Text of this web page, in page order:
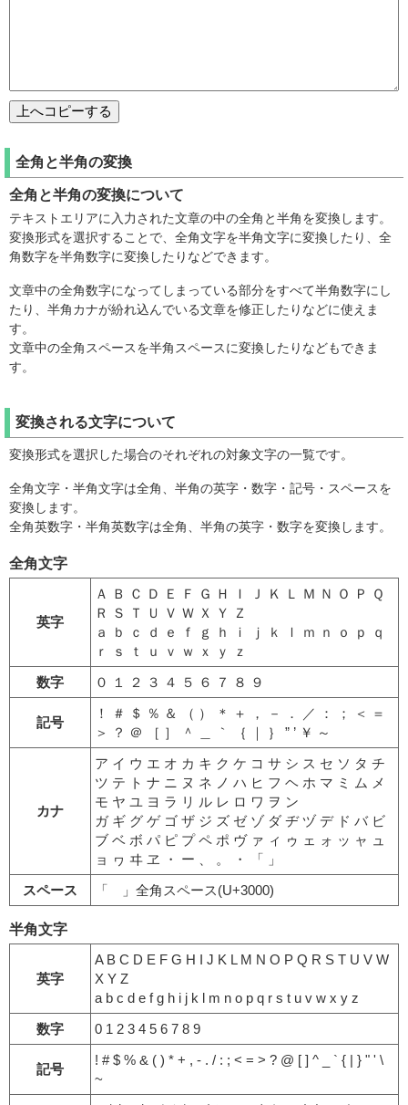
全角と半角の変換
全角と半角の変換について
テキストエリアに入力された文章の中の全角と半角を変換します。
変換形式を選択することで、全角文字を半角文字に変換したり、全
角数字を半角数字に変換したりなどできます。
文章中の全角数字になってしまっている部分をすべて半角数字にし
たり、半角カナが紛れ込んでいる文章を修正したりなどに使えま
す。
文章中の全角スペースを半角スペースに変換したりなどもできま
す。
変換される文字について
変換形式を選択した場合のそれぞれの対象文字の一覧です。
全角文字・半角文字は全角、半角の英字・数字・記号・スペースを
変換します。
全角英数字・半角英数字は全角、半角の英字・数字を変換します。
全角文字
英字
Ａ Ｂ Ｃ Ｄ Ｅ Ｆ Ｇ Ｈ Ｉ Ｊ Ｋ Ｌ Ｍ Ｎ Ｏ Ｐ Ｑ
Ｒ Ｓ Ｔ Ｕ Ｖ Ｗ Ｘ Ｙ Ｚ
ａ ｂ ｃ ｄ ｅ ｆ ｇ ｈ ｉ ｊ ｋ ｌ ｍ ｎ ｏ ｐ ｑ
ｒ ｓ ｔ ｕ ｖ ｗ ｘ ｙ ｚ
数字
０ １ ２ ３ ４ ５ ６ ７ ８ ９
記号
！ ＃ ＄ ％ ＆ （ ） ＊ ＋ ， － ． ／ ： ； ＜ ＝
＞ ？ ＠ ［ ］ ＾ ＿ ｀ ｛ ｜ ｝ ” ’ ￥ ～
カナ
ア イ ウ エ オ カ キ ク ケ コ サ シ ス セ ソ タ チ
ツ テ ト ナ ニ ヌ ネ ノ ハ ヒ フ ヘ ホ マ ミ ム メ
モ ヤ ユ ヨ ラ リ ル レ ロ ワ ヲ ン
ガ ギ グ ゲ ゴ ザ ジ ズ ゼ ゾ ダ ヂ ヅ デ ド バ ビ
ブ ベ ボ パ ピ プ ペ ポ ヴ ァ ィ ゥ ェ ォ ッ ャ ュ
ョ ヮ ヰ ヱ ・ ー 、 。 ・ 「 」
スペース
「 」全角スペース(U+3000)
半角文字
英字
A B C D E F G H I J K L M N O P Q R S T U V W
X Y Z
a b c d e f g h i j k l m n o p q r s t u v w x y z
数字
0 1 2 3 4 5 6 7 8 9
記号
! # $ % & ( ) * + , - . / : ; < = > ? @ [ ] ^ _ ` { | } " ' \
~